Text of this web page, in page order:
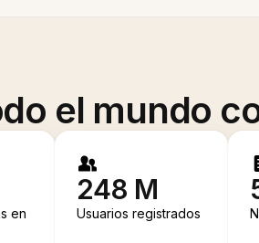
el mundo
en
248 M
Usuarios registrados